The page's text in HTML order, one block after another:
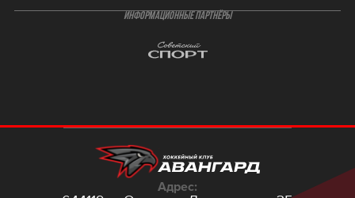
ИНФОРМАЦИОННЫЕ ПАРТНЁРЫ
Адрес: